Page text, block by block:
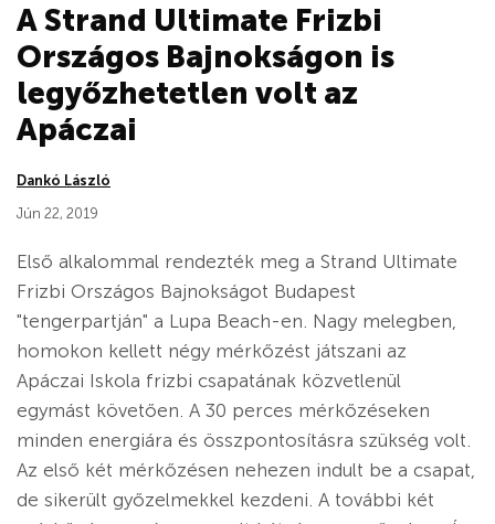
A Strand Ultimate Frizbi
Országos Bajnokságon is
legyőzhetetlen volt az
Apáczai
Dankó László
Jún 22, 2019
Első alkalommal rendezték meg a Strand Ultimate
Frizbi Országos Bajnokságot Budapest
"tengerpartján" a Lupa Beach-en. Nagy melegben,
homokon kellett négy mérkőzést játszani az
Apáczai Iskola frizbi csapatának közvetlenül
egymást követően. A 30 perces mérkőzéseken
minden energiára és összpontosításra szükség volt.
Az első két mérkőzésen nehezen indult be a csapat,
de sikerült győzelmekkel kezdeni. A további két